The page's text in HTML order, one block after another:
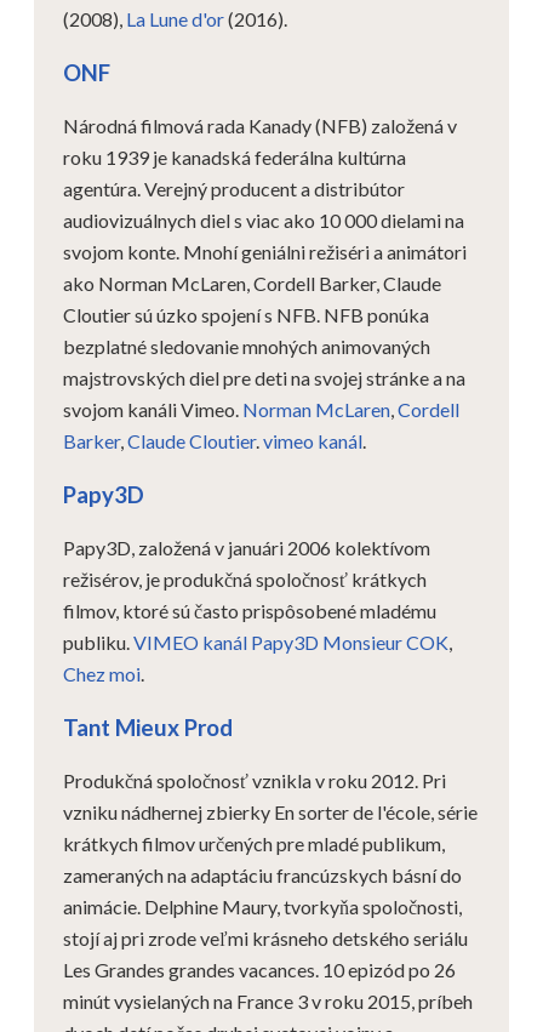
(2008), La Lune d'or(2016).
ONF
Národná filmová rada Kanady (NFB) založená v
roku 1939 je kanadská federálna kultúrna
agentúra. Verejný producent a distribútor
audiovizuálnych diel s viac ako 10 000 dielami na
svojom konte. Mnohí geniálni režiséri a animátori
ako Norman McLaren, Cordell Barker, Claude
Cloutier sú úzko spojení s NFB. NFB ponúka
bezplatné sledovanie mnohých animovaných
majstrovských diel pre deti na svojej stránke a na
svojom kanáli Vimeo. Norman McLaren Cordell
Barker, Claude Cloutier. vimeo kanál
Papy3D
Papy3D, založená v januári 2006 kolektívom
režisérov, je produkčná spoločnosť krátkych
filmov, ktoré sú často prispôsobené mladému
publiku. VIMEO kanál Papy3D Monsieur COK
Chez moi
Tant Mieux Prod
Produkčná spoločnosť vznikla v roku 2012. Pri
vzniku nádhernej zbierky En sorter de l'école, série
krátkych filmov určených pre mladé publikum,
zameraných na adaptáciu francúzskych básní do
animácie. Delphine Maury, tvorkyňa spoločnosti,
stojí aj pri zrode veľmi krásneho detského seriálu
Les Grandes grandes vacances. 10 epizód po 26
minút vysielaných na France 3 v roku 2015, príbeh